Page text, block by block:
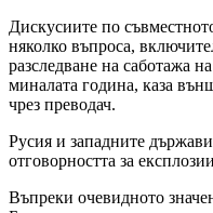
Дискусиите по
няколко въпроса,
разследване на саботажа
миналата година, каза
чрез преводач.
Русия и западните
отговорността за
Въпреки очевидното